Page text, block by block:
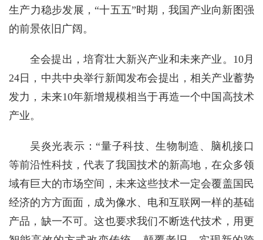
生产力稳步发展，“十五五”时期，我国产业向新图强
的前景依旧广阔。
全会提出，培育壮大新兴产业和未来产业。10月
24日，中共中央举行新闻发布会提出，相关产业蓄势
发力，未来10年新增规模相当于再造一个中国高技术
产业。
吴炎光表示：“量子科技、生物制造、脑机接口
等前沿性科技，代表了我国技术的新高地，在众多领
域有巨大的市场空间，未来这些技术一定会覆盖国民
经济的方方面面，成为像水、电和互联网一样的基础
产品，缺一不可。这也要求我们不断迭代技术，用更